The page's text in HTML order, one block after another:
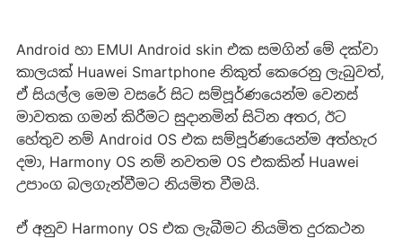
Android හා EMUI Android skin එක සමගින් මේ දක්වා
කාලයක් Huawei Smartphone නිකුත් කෙරෙනු ලැබුවත්,
ඒ සියල්ල මෙම වසරේ සිට සම්පූර්ණයෙන්ම වෙනස්
මාවතක ගමන් කිරීමට සුදානමින් සිටින අතර, ඊට
හේතුව නම් Android OS එක සම්පූර්ණයෙන්ම අත්හැර
දමා, Harmony OS නම් නවතම OS එකකින් Huawei
උපාංග බලගැන්වීමට නියමිත වීමයි.
ඒ අනුව Harmony OS එක ලැබීමට නියමිත දුරකථන